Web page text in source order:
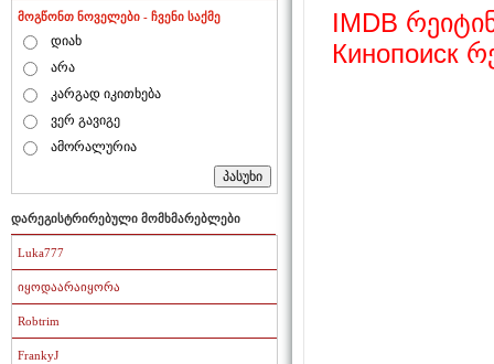
მოგწონთ ნოველები - ჩვენი საქმე
დიახ
არა
კარგად იკითხება
ვერ გავიგე
ამორალურია
დარეგისტრირებული მომხმარებლები
Luka777
იყოდაარაიყორა
Robtrim
FrankyJ
IMDB
Кинопоиск